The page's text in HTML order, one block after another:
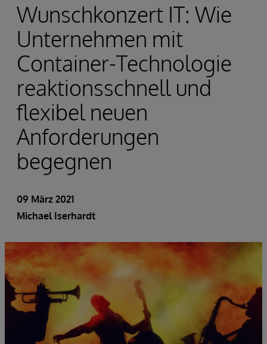
Wunschkonzert IT: Wie
Unternehmen mit
Container-Technologie
reaktionsschnell und
flexibel neuen
Anforderungen
begegnen
09 März 2021
Michael Iserhardt